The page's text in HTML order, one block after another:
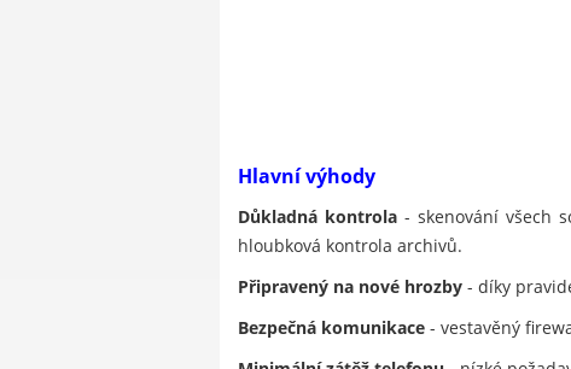
Hlavní výhody
Důkladná kontrola- skenování všech
hloubková kontrola archivů.
Připravený na nové hrozby - díky
Bezpečná komunikace - vestavěný